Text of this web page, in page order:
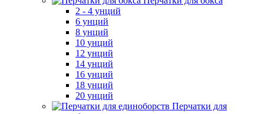
2 - 4 унций
6 унций
8 унций
10 унций
12 унций
14 унций
16 унций
18 унций
20 унций
Перчатки для